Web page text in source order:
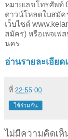
หมายเลขโทรศัพท์
ดาวน์โหลดใบสมัค
เว็บไซต์
สมัคร) หรือเพจเฟ
นคร
อ่านรายละเอีย
ที่ 22:55:00
ใช้ร่วมกัน
ไม่มีความคิดเห็